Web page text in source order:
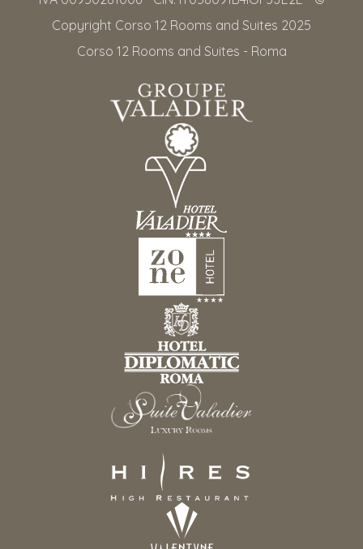
Copyright Corso 12 Rooms and Suites 2025
Corso 12 Rooms and Suites - Roma